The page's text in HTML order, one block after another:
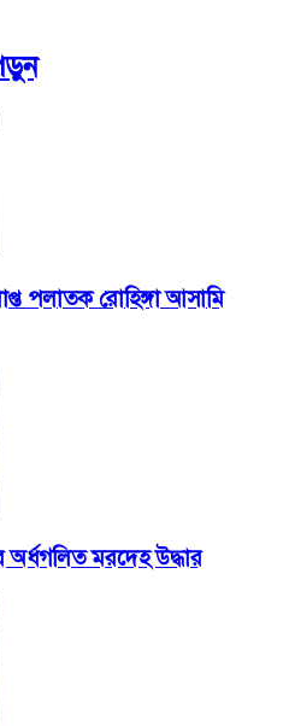
পলাতক রোহিঙ্গা আসামি
মরদেহ উদ্ধার